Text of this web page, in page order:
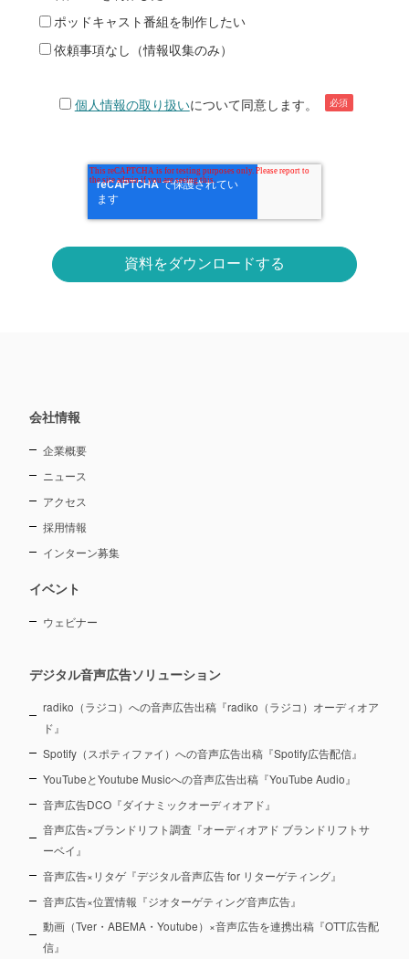
ポッドキャスト番組を制作したい
依頼事項なし（情報収集のみ）
個人情報の取り扱いについて同意します。
会社情報
企業概要
ニュース
アクセス
採用情報
インターン募集
イベント
ウェビナー
デジタル音声広告ソリューション
radiko（ラジコ）への音声広告出稿『radiko（ラジコ）オーディオア
ド』
Spotify（スポティファイ）への音声広告出稿『Spotify広告配信』
YouTubeとYoutube Musicへの音声広告出稿『YouTube Audio』
音声広告DCO『ダイナミックオーディオアド』
音声広告×ブランドリフト調査『オーディオアド ブランドリフトサ
ーベイ』
音声広告×リタゲ『デジタル音声広告 for リターゲティング』
音声広告×位置情報『ジオターゲティング音声広告』
動画（Tver・ABEMA・Youtube）×音声広告を連携出稿『OTT広告配
信』